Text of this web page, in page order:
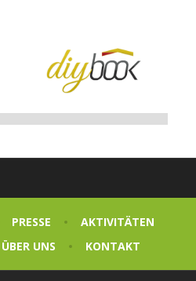
PRESSE
AKTIVITÄTEN
ÜBER UNS KONTAKT